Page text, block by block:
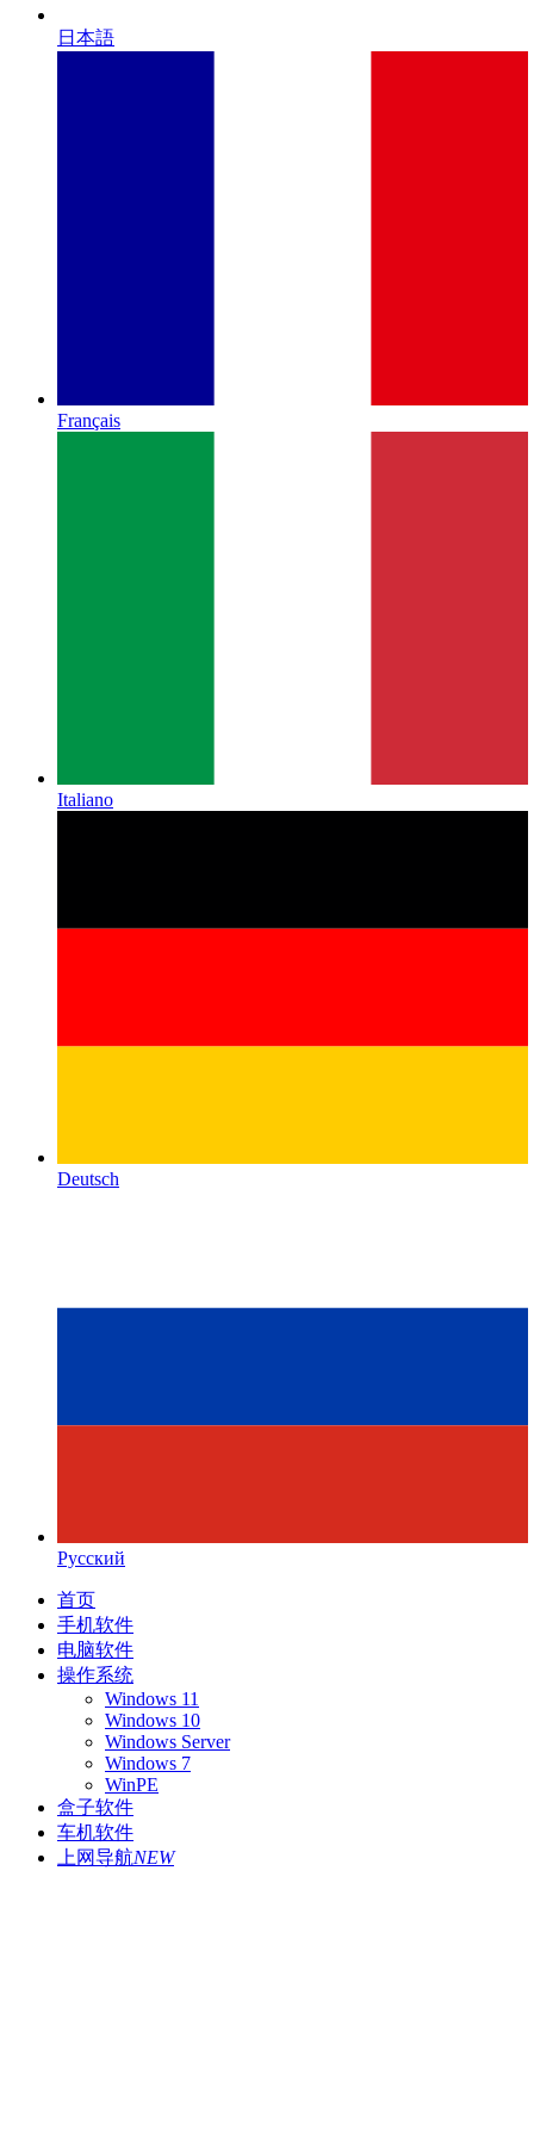
日本語
Français
Italiano
Deutsch
Русский
首页
手机软件
电脑软件
操作系统
Windows 11
Windows 10
Windows Server
Windows 7
WinPE
盒子软件
车机软件
上网导航NEW